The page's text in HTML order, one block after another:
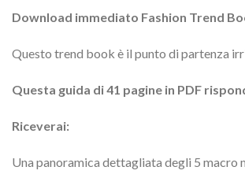
Download immediato Fashion Trend
Questo trend book è il punto di partenza
Questa guida di 41 pagine in PDF
Riceverai:
Una panoramica dettagliata degli 5 macro